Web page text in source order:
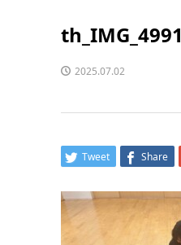
th_IMG_4991
2025.07.02
Tweet Share